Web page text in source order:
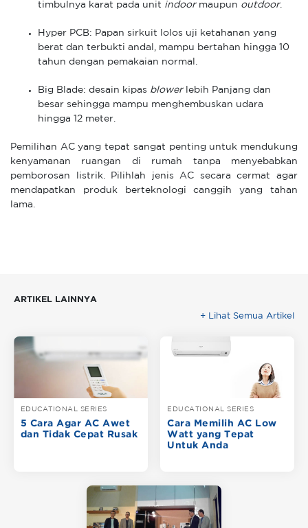
timbulnya karat pada unit indoor maupun outdoor.
Hyper PCB: Papan sirkuit lolos uji ketahanan yang
berat dan terbukti andal, mampu bertahan hingga 10
tahun dengan pemakaian normal.
Big Blade: desain kipas blower lebih Panjang dan
besar sehingga mampu menghembuskan udara
hingga 12 meter.
Pemilihan AC yang tepat sangat penting untuk mendukung
kenyamanan ruangan di rumah tanpa menyebabkan
pemborosan listrik. Pilihlah jenis AC secara cermat agar
mendapatkan produk berteknologi canggih yang tahan
lama.
ARTIKEL LAINNYA
+ Lihat Semua Artikel
EDUCATIONAL SERIES
5 Cara Agar AC Awet
dan Tidak Cepat Rusak
EDUCATIONAL SERIES
Cara Memilih AC Low
Watt yang Tepat
Untuk Anda